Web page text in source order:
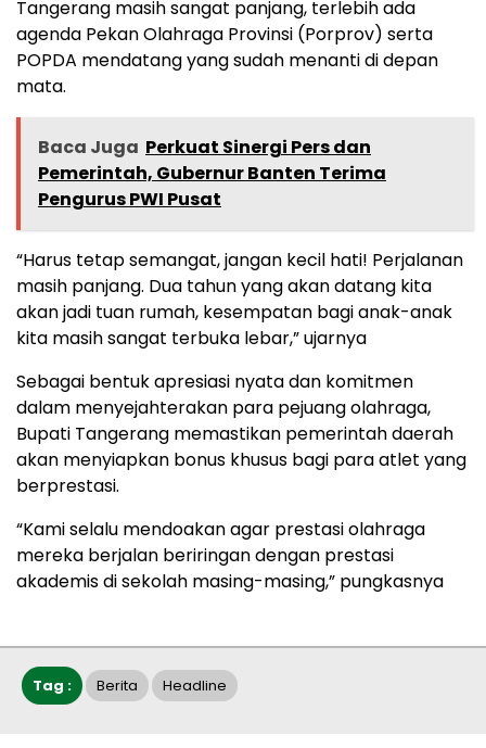
Tangerang masih sangat panjang, terlebih ada
agenda Pekan Olahraga Provinsi (Porprov) serta
POPDA mendatang yang sudah menanti di depan
mata.
Baca Juga Perkuat Sinergi Pers dan
Pemerintah, Gubernur Banten Terima
Pengurus PWI Pusat
“Harus tetap semangat, jangan kecil hati! Perjalanan
masih panjang. Dua tahun yang akan datang kita
akan jadi tuan rumah, kesempatan bagi anak-anak
kita masih sangat terbuka lebar,” ujarnya
Sebagai bentuk apresiasi nyata dan komitmen
dalam menyejahterakan para pejuang olahraga,
Bupati Tangerang memastikan pemerintah daerah
akan menyiapkan bonus khusus bagi para atlet yang
berprestasi.
“Kami selalu mendoakan agar prestasi olahraga
mereka berjalan beriringan dengan prestasi
akademis di sekolah masing-masing,” pungkasnya
Tag : Berita Headline